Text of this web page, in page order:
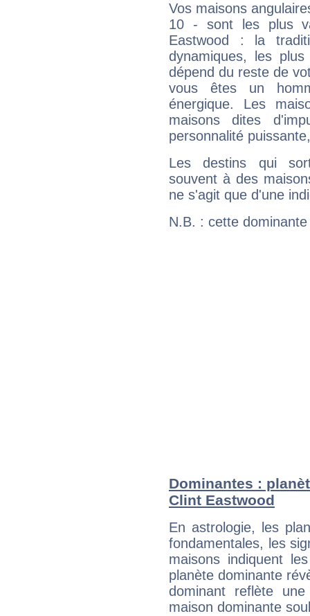
Vos maisons
10 - sont les plus
Eastwood : la
dynamiques, les
dépend du reste de
vous êtes un
énergique. Les
maisons dites
personnalité
Les destins qui
souvent à des
ne s'agit que d'une
N.B. : cette
Dominantes :
Clint Eastwood
En astrologie, les
fondamentales, les
maisons indiquent
planète dominante
dominant reflète
maison dominante